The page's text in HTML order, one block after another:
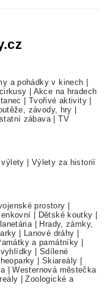
a pohádky v kinech |
| Akce na hradech
| Tvořivé aktivity |
závody, hry |
zábava |TV
výlety | Výlety za historií
prostory |
| Dětské koutky |
| Hrady, zámky,
| Lanové dráhy |
a památníky |
| Sdílené
| Skiareály |
|Westernová městečka
|Zoologické a